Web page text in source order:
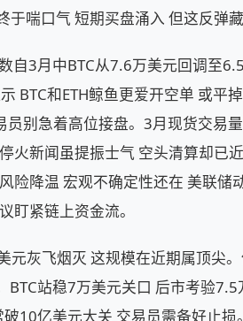
喘口气 短期买盘涌入 但这反弹藏
自3月中BTC从7.6万美元回调至
BTC和ETH鲸鱼更爱开空单 或平
别急着高位接盘。3月现货交易
火新闻虽提振士气 空头清算却已
险降温 宏观不确定性还在 美联储
盯紧链上资金流。
灰飞烟灭 这规模在近期属顶尖
站稳7万美元关口 后市考验
10亿美元大关 交易员需备好止损。